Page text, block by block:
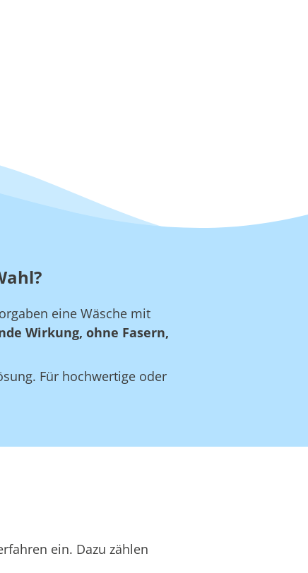
eine Wäsche mit
Wirkung, ohne Fasern,
Für hochwertige oder
ein. Dazu zählen